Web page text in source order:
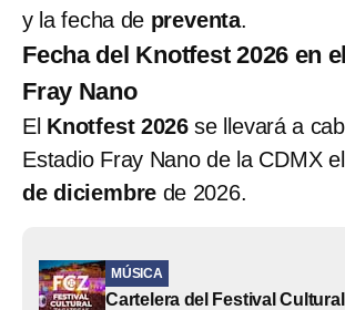
y la fecha de preventa.
Fecha del Knotfest 2026 en
Fray Nano
El Knotfest 2026 se llevará a
Estadio Fray Nano de la CDMX
de diciembre de 2026.
MÚSICA
Cartelera del Festival